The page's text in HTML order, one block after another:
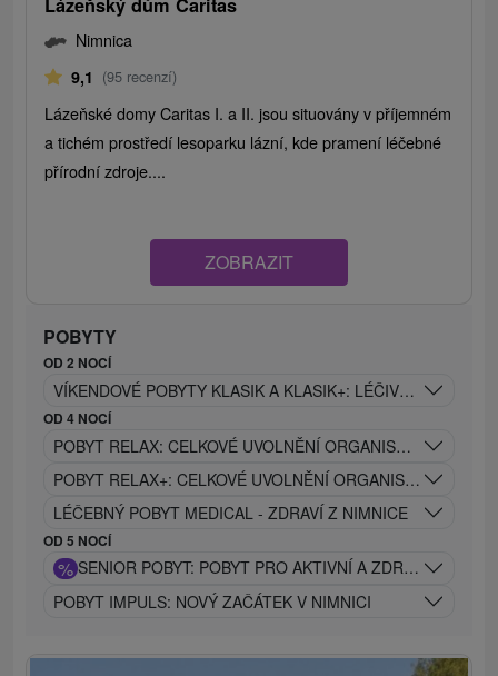
Nimnica
9,1 (95 recenzí)
Lázeňské domy Caritas I. a II. jsou situovány v příjemném
a tichém prostředí lesoparku lázní, kde pramení léčebné
přírodní zdroje....
ZOBRAZIT
POBYTY
OD 2 NOCÍ
VÍKENDOVÉ POBYTY KLASIK A KLASIK+: LÉČIVÁ SÍLA
OD 4 NOCÍ
POBYT RELAX: CELKOVÉ UVOLNĚNÍ ORGANISMU A
POBYT RELAX+: CELKOVÉ UVOLNĚNÍ ORGANISMU S
LÉČEBNÝ POBYT MEDICAL - ZDRAVÍ Z NIMNICE
OD 5 NOCÍ
% SENIOR POBYT: POBYT PRO AKTIVNÍ A ZDRAVÝ VĚK
POBYT IMPULS: NOVÝ ZAČÁTEK V NIMNICI